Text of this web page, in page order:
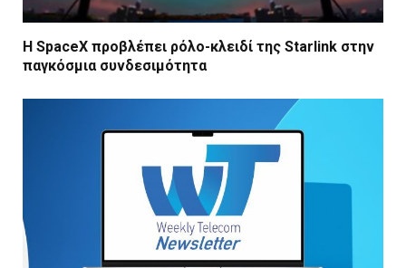
Η SpaceX προβλέπει ρόλο-κλειδί της Starlink στην
παγκόσμια συνδεσιμότητα